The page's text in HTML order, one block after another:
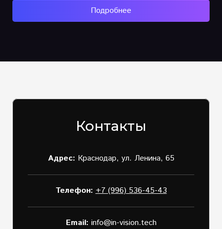
Подробнее
Контакты
Адрес: Краснодар, ул. Ленина, 65
Телефон: +7 (996) 536-45-43
Email: info@in-vision.tech